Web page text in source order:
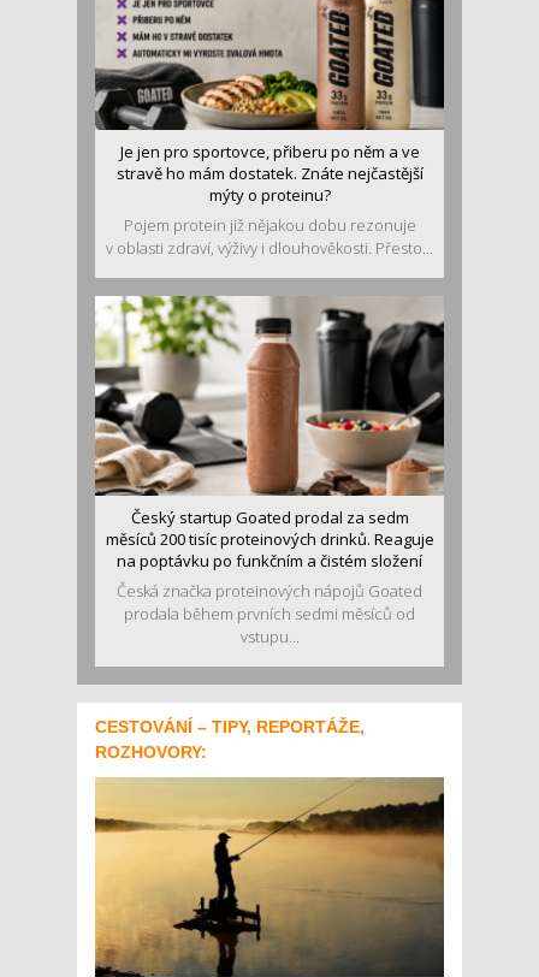
Je jen pro sportovce, přiberu po něm a ve
stravě ho mám dostatek. Znáte nejčastější
mýty o proteinu?
Pojem protein již nějakou dobu rezonuje
v oblasti zdraví, výživy i dlouhověkosti. Přesto...
Český startup Goated prodal za sedm
měsíců 200 tisíc proteinových drinků. Reaguje
na poptávku po funkčním a čistém složení
Česká značka proteinových nápojů Goated
prodala během prvních sedmi měsíců od
vstupu...
CESTOVÁNÍ – TIPY, REPORTÁŽE,
ROZHOVORY: